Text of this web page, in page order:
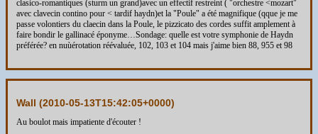
clasico-romantiques (sturm un grand)avec un effectif restreint ( "orchestre <mozart"
avec clavecin contino pour < tardif haydn)et la "Poule" a été magnifique (qque je me
passe volontiers du claecin dans la Poule, le pizzicato des cordes suffit amplement à
faire bondir le gallinacé éponyme…Sondage: quelle est votre symphonie de Haydn
préférée? en nuùérotation réévaluée, 102, 103 et 104 mais j'aime bien 88, 955 et 98
Wall (2010-05-13T15:42:05+0000)
Au boulot mais impatiente d'écouter !